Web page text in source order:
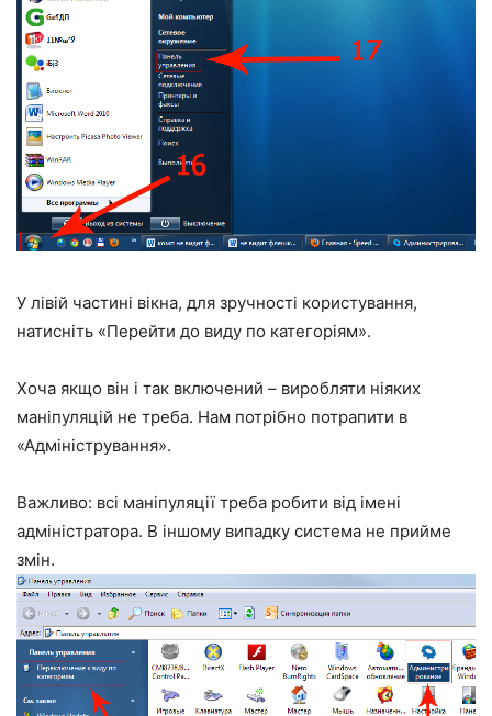
У лівій частині вікна, для зручності користування,
натисніть «Перейти до виду по категоріям».
Хоча якщо він і так включений – виробляти ніяких
маніпуляцій не треба. Нам потрібно потрапити в
«Адміністрування».
Важливо: всі маніпуляції треба робити від імені
адміністратора. В іншому випадку система не прийме
змін.